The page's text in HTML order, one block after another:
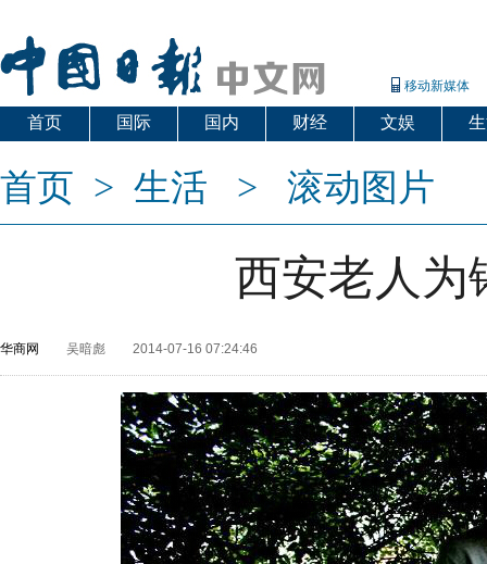
移动新媒体
首页 国际 国内 财经 文娱
首页 > 生活 > 滚动图片
西安老人为
华商网 吴暗彪 2014-07-16 07:24:46